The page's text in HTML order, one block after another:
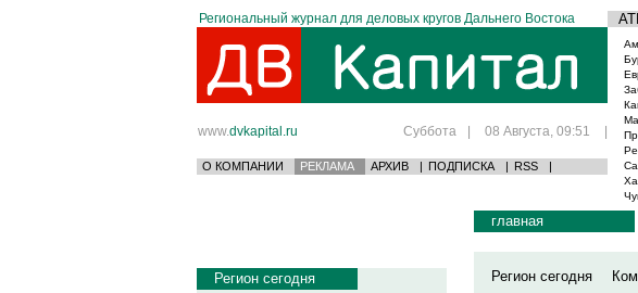
Региональный журнал для деловых кругов Дальнего Востока
www.dvkapital.ru Суббота | 08 Августа, 09:51 |
О КОМПАНИИ РЕКЛАМА АРХИВ | ПОДПИСКА | RSS |
Регион сегодня
главная
Регион сегодня